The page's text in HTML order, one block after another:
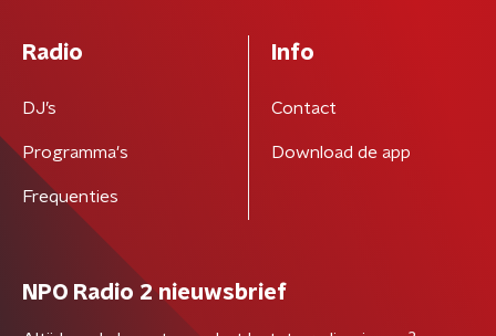
Radio
DJ’s
Programma's
Frequenties
Info
Contact
Download de app
NPO Radio 2 nieuwsbrief